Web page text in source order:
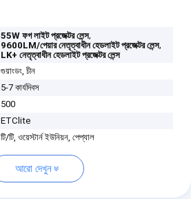
55W ফগ লাইট প্রজেক্টর লেন্স,
9600LM/পেয়ার নেতৃত্বাধীন হেডলাইট প্রজেক্টর লেন্স,
LK+ নেতৃত্বাধীন হেডলাইট প্রজেক্টর লেন্স
গুয়াংডং, চীন
5-7 কার্যদিবস
500
ETClite
টি/টি, ওয়েস্টার্ন ইউনিয়ন, পেপ্যাল
আরো দেখুন